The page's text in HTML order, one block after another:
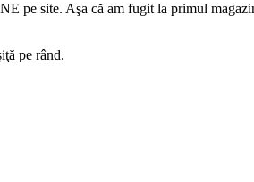
pe site. Aşa că am fugit la primul
pe rând.